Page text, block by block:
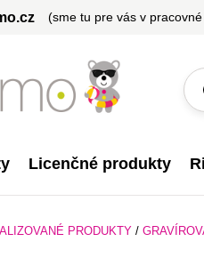
(sme tu pre vás v
Licenčné produkty
PRODUKTY /